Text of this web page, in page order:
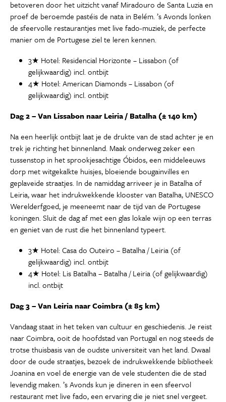
betoveren door het uitzicht vanaf Miradouro de Santa Luzia en
proef de beroemde pastéis de nata in Belém. ’s Avonds lonken
de sfeervolle restaurantjes met live fado-muziek, de perfecte
manier om de Portugese ziel te leren kennen.
3★ Hotel: Residencial Horizonte – Lissabon (of
gelijkwaardig) incl. ontbijt
4★ Hotel: American Diamonds – Lissabon (of
gelijkwaardig) incl. ontbijt
Dag 2 – Van Lissabon naar Leiria / Batalha (± 140 km)
Na een heerlijk ontbijt laat je de drukte van de stad achter je en
trek je richting het binnenland. Maak onderweg zeker een
tussenstop in het sprookjesachtige Óbidos, een middeleeuws
dorp met witgekalkte huisjes, bloeiende bougainvilles en
geplaveide straatjes. In de namiddag arriveer je in Batalha of
Leiria, waar het indrukwekkende klooster van Batalha, UNESCO
Werelderfgoed, je meeneemt naar de tijd van de Portugese
koningen. Sluit de dag af met een glas lokale wijn op een terras
en geniet van de rust die het binnenland typeert.
3★ Hotel: Casa do Outeiro – Batalha / Leiria (of
gelijkwaardig) incl. ontbijt
4★ Hotel: Lis Batalha – Batalha / Leiria (of gelijkwaardig)
incl. ontbijt
Dag 3 – Van Leiria naar Coimbra (± 85 km)
Vandaag staat in het teken van cultuur en geschiedenis. Je reist
naar Coimbra, ooit de hoofdstad van Portugal en nog steeds de
trotse thuisbasis van de oudste universiteit van het land. Dwaal
door de oude straatjes, bezoek de indrukwekkende bibliotheek
Joanina en voel de energie van de vele studenten die de stad
levendig maken. ’s Avonds kun je dineren in een sfeervol
restaurant met live fado, een ervaring die je niet snel vergeet.